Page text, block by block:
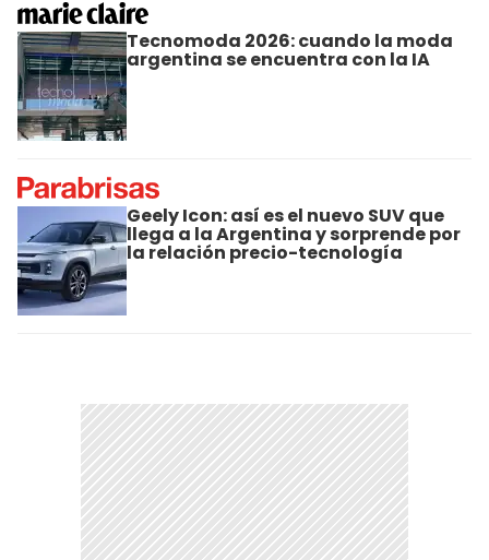
Tecnomoda 2026: cuando la moda
argentina se encuentra con la IA
Geely Icon: así es el nuevo SUV que
llega a la Argentina y sorprende por
la relación precio-tecnología